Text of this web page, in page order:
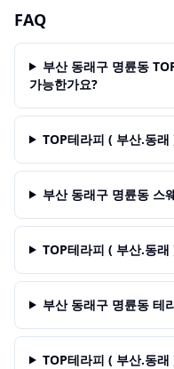
FAQ
부산 동래구 명륜동
가능한가요?
TOP테라피 ( 부산.동
부산 동래구 명륜동 스
TOP테라피 ( 부산.동
부산 동래구 명륜동 테
TOP테라피 ( 부산.동